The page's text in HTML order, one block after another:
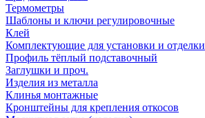
Термометры
Шаблоны и ключи регулировочные
Клей
Комплектующие для установки и отделки
Профиль тёплый подставочный
Заглушки и проч.
Изделия из металла
Клинья монтажные
Кронштейны для крепления откосов